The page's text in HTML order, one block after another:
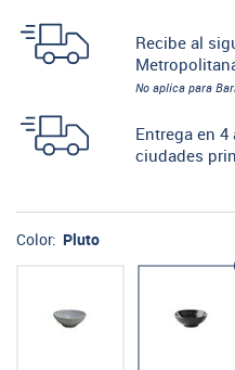
Recibe al
No aplica para
Entrega en
ciudades
Color: Pluto